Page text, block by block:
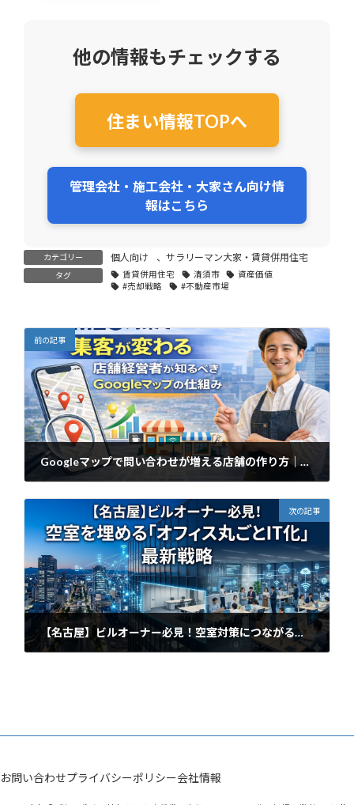
他の情報もチェックする
住まい情報TOPへ
管理会社・施工会社・大家さん向け情
報はこちら
カテゴリー 個人向け 、 サラリーマン大家・賃貸併用住宅
タグ 賃貸併用住宅 清須市
資産価値
#売却戦略
#不動産市場
前の記事
Googleマップで問い合わせが増える店舗の作り方｜MEO対策で集客を成功させる方法
次の記事
【名古屋】ビルオーナー必見！空室対策につながるオフィスDX・IT化戦略
お問い合わせプライバシーポリシー会社情報